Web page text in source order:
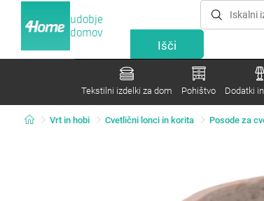
udobje
domov
Tekstilni izdelki za dom Pohištvo Dodatki
Vrt in hobi Cvetlični lonci in korita Posode za